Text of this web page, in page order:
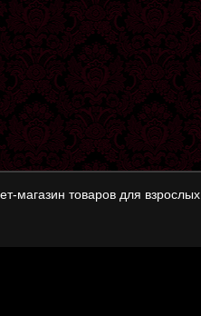
магазин товаров для взрослых